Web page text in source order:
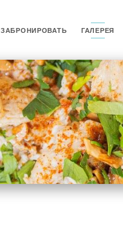
ЗАБРОНИРОВАТЬ ГАЛЕРЕЯ